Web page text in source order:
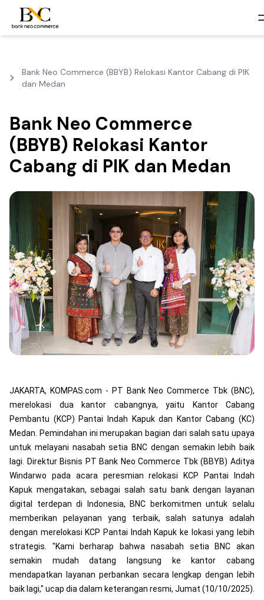
Bank Neo Commerce (BBYB) Relokasi Kantor Cabang di PIK
dan Medan
Bank Neo Commerce
(BBYB) Relokasi Kantor
Cabang di PIK dan Medan
JAKARTA, KOMPAS.com - PT Bank Neo Commerce Tbk (BNC),
merelokasi dua kantor cabangnya, yaitu Kantor Cabang
Pembantu (KCP) Pantai Indah Kapuk dan Kantor Cabang (KC)
Medan. Pemindahan ini merupakan bagian dari salah satu upaya
untuk melayani nasabah setia BNC dengan semakin lebih baik
lagi. Direktur Bisnis PT Bank Neo Commerce Tbk (BBYB) Aditya
Windarwo pada acara peresmian relokasi KCP Pantai Indah
Kapuk mengatakan, sebagai salah satu bank dengan layanan
digital terdepan di Indonesia, BNC berkomitmen untuk selalu
memberikan pelayanan yang terbaik, salah satunya adalah
dengan merelokasi KCP Pantai Indah Kapuk ke lokasi yang lebih
strategis. "Kami berharap bahwa nasabah setia BNC akan
semakin mudah datang langsung ke kantor cabang
mendapatkan layanan perbankan secara lengkap dengan lebih
baik lagi," ucap dia dalam keterangan resmi, Jumat (10/10/2025).